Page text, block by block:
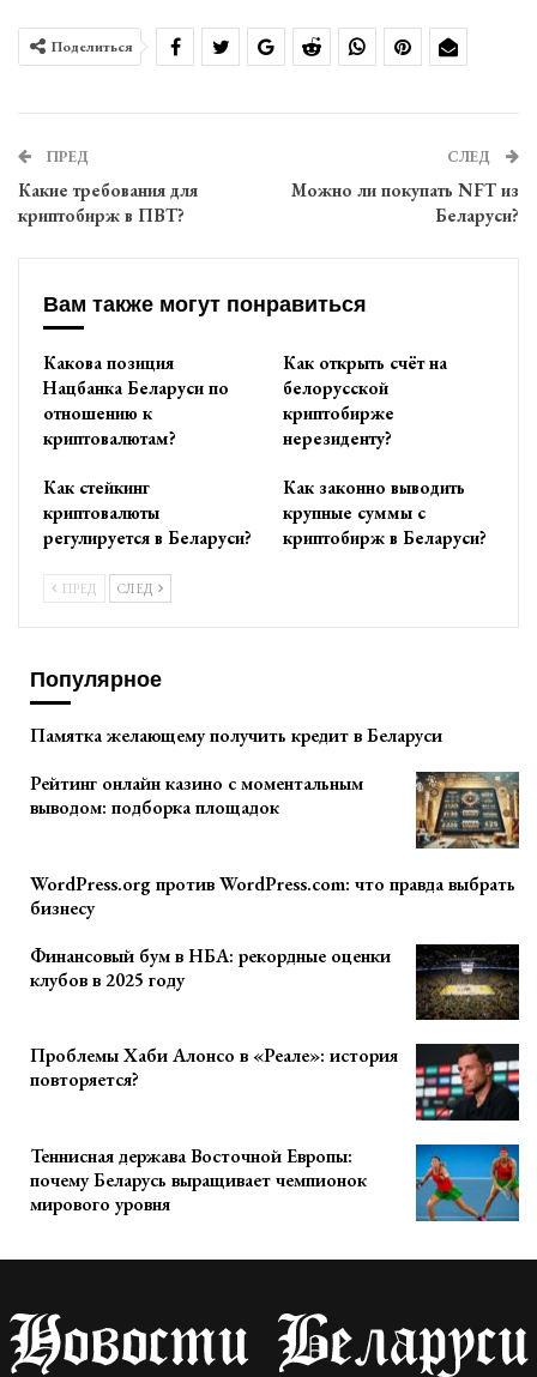
Поделиться
ПРЕД
Какие требования для
криптобирж в ПВТ?
СЛЕД
Можно ли покупать NFT из
Беларуси?
Вам также могут понравиться
Какова позиция
Нацбанка Беларуси по
отношению к
криптовалютам?
Как открыть счёт на
белорусской
криптобирже
нерезиденту?
Как стейкинг
криптовалюты
регулируется в Беларуси?
Как законно выводить
крупные суммы с
криптобирж в Беларуси?
ПРЕД СЛЕД
Популярное
Памятка желающему получить кредит в Беларуси
Рейтинг онлайн казино с моментальным
выводом: подборка площадок
WordPress.org против WordPress.com: что правда выбрать
бизнесу
Финансовый бум в НБА: рекордные оценки
клубов в 2025 году
Проблемы Хаби Алонсо в «Реале»: история
повторяется?
Теннисная держава Восточной Европы:
почему Беларусь выращивает чемпионок
мирового уровня